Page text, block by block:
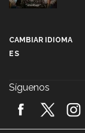
CAMBIAR IDIOMA
ES
Síguenos